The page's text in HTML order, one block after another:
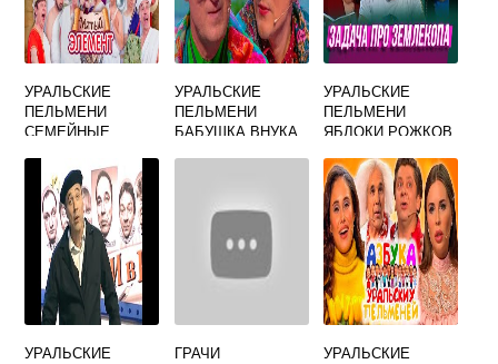
УРАЛЬСКИЕ
ПЕЛЬМЕНИ
СЕМЕЙНЫЕ
УРАЛЬСКИЕ
ПЕЛЬМЕНИ
БАБУШКА ВНУКА
УРАЛЬСКИЕ
ПЕЛЬМЕНИ
ЯБЛОКИ РОЖКОВ
УРАЛЬСКИЕ
ГРАЧИ
УРАЛЬСКИЕ